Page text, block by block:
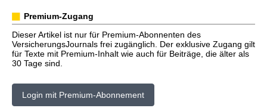
Premium-Zugang
Dieser Artikel ist nur für Premium-Abonnenten des
VersicherungsJournals frei zugänglich. Der exklusive Zugang gilt
für Texte mit Premium-Inhalt wie auch für Beiträge, die älter als
30 Tage sind.
Login mit Premium-Abonnement